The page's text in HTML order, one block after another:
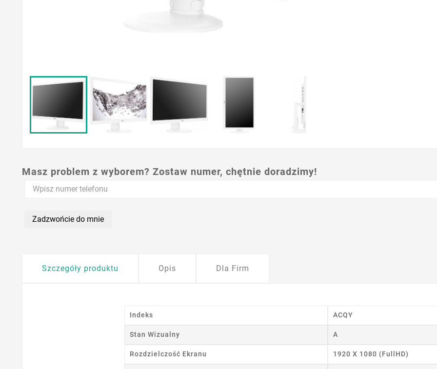
Masz problem z wyborem? Zostaw numer, chętnie doradzimy!
Zadzwońcie do mnie
Szczegóły produktu Opis Dla Firm
Indeks ACQY
Stan Wizualny A
Rozdzielczość Ekranu 1920 X 1080 (FullHD)